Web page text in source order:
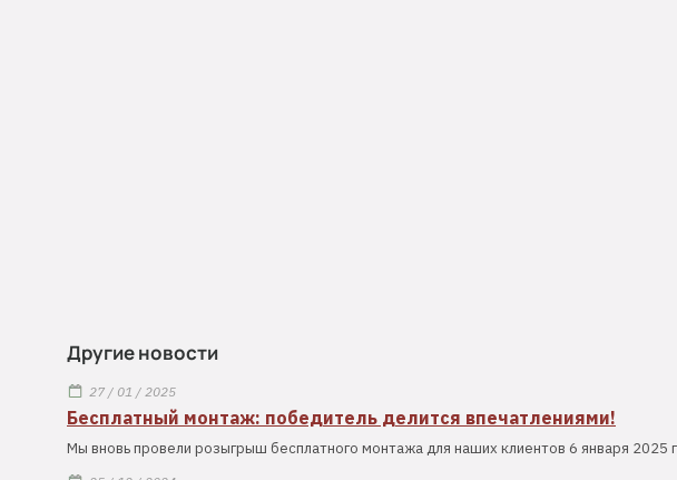
Другие новости
27 / 01 / 2025
Бесплатный монтаж: победитель делится впечатлениями!
Мы вновь провели розыгрыш бесплатного монтажа для наших клиентов 6 января 2025